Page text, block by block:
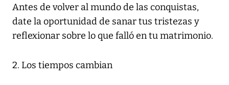
Antes de volver al mundo de las conquistas,
date la oportunidad de sanar tus tristezas y
reflexionar sobre lo que falló en tu matrimonio.
2. Los tiempos cambian